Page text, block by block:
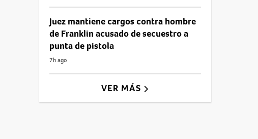
Juez mantiene cargos contra hombre
de Franklin acusado de secuestro a
punta de pistola
7h ago
VER MÁS